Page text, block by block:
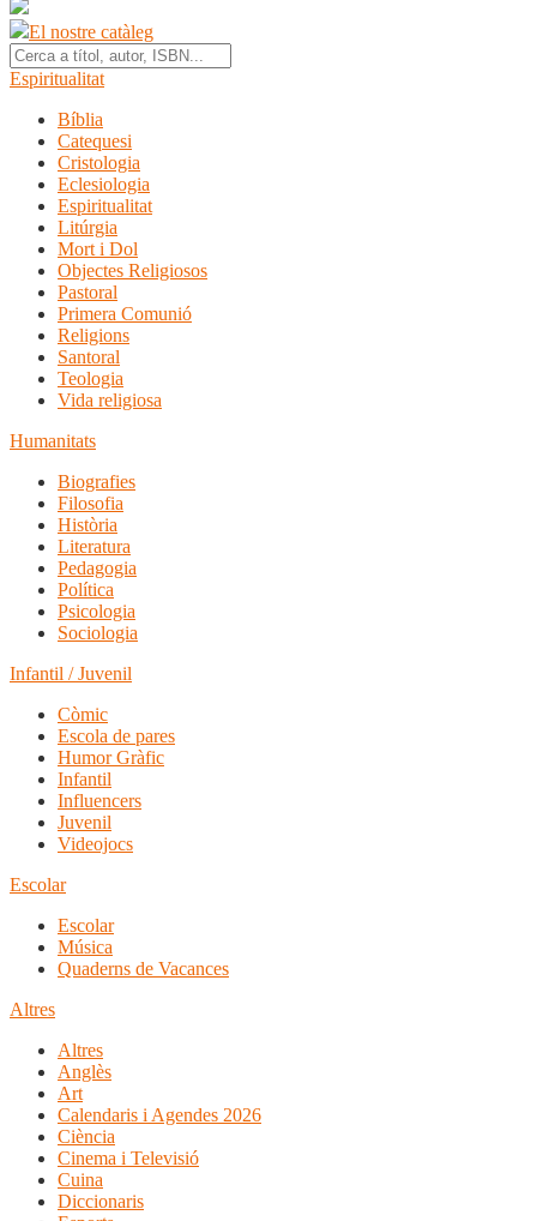
El nostre catàleg
Espiritualitat
Bíblia
Catequesi
Cristologia
Eclesiologia
Espiritualitat
Litúrgia
Mort i Dol
Objectes Religiosos
Pastoral
Primera Comunió
Religions
Santoral
Teologia
Vida religiosa
Humanitats
Biografies
Filosofia
Història
Literatura
Pedagogia
Política
Psicologia
Sociologia
Infantil / Juvenil
Còmic
Escola de pares
Humor Gràfic
Infantil
Influencers
Juvenil
Videojocs
Escolar
Escolar
Música
Quaderns de Vacances
Altres
Altres
Anglès
Art
Calendaris i Agendes 2026
Ciència
Cinema i Televisió
Cuina
Diccionaris